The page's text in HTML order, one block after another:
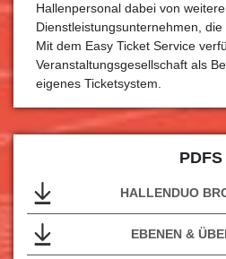
Hallenpersonal dabei von
Dienstleistungsunternehmen, die
Mit dem Easy Ticket Service
Veranstaltungsgesellschaft als
eigenes Ticketsystem.
PDFS
HALLENDUO
EBENEN &